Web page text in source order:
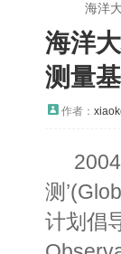
海洋
海洋
测量
作者：
测
计划倡